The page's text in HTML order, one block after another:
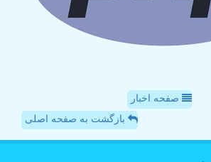
صفحه اخبار
بازگشت به صفحه اصلی